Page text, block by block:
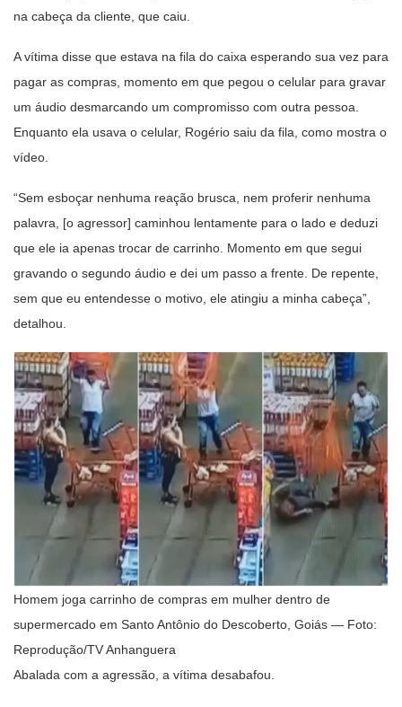
na cabeça da cliente, que caiu.
A vítima disse que estava na fila do caixa esperando sua vez para
pagar as compras, momento em que pegou o celular para gravar
um áudio desmarcando um compromisso com outra pessoa.
Enquanto ela usava o celular, Rogério saiu da fila, como mostra o
vídeo.
“Sem esboçar nenhuma reação brusca, nem proferir nenhuma
palavra, [o agressor] caminhou lentamente para o lado e deduzi
que ele ia apenas trocar de carrinho. Momento em que segui
gravando o segundo áudio e dei um passo a frente. De repente,
sem que eu entendesse o motivo, ele atingiu a minha cabeça”,
detalhou.
Homem joga carrinho de compras em mulher dentro de
supermercado em Santo Antônio do Descoberto, Goiás — Foto:
Reprodução/TV Anhanguera
Abalada com a agressão, a vítima desabafou.